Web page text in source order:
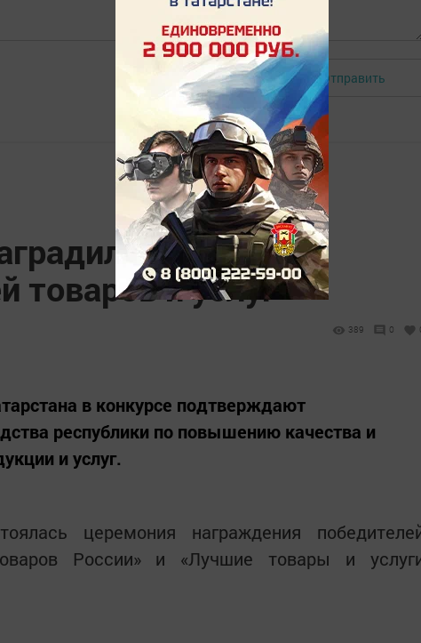
Авторизоваться Отправить
лучших
товаров и услуг
389 0
в конкурсе подтверждают
республики по повышению качества и
и услуг.
церемония награждения
России» и «Лучшие товары и